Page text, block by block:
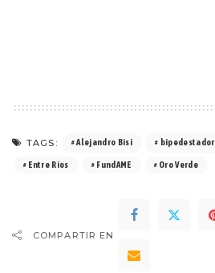
TAGS: Alejandro Bisi bipedestador
Entre Ríos FundAME Oro Verde
COMPARTIR EN